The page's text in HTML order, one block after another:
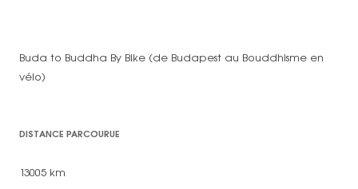
Buda to Buddha By Bike (de Budapest au Bouddhisme en
vélo)
DISTANCE PARCOURUE
13005 km